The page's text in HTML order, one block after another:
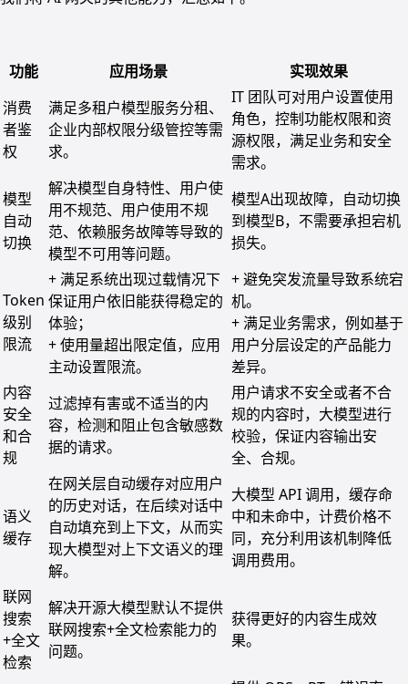
功能 应用场景
实现效果
消费
者鉴
权
满足多租户模型服务分租、
企业内部权限分级管控等需
求。
IT 团队可对用户设置使用
角色，控制功能权限和资
源权限，满足业务和安全
需求。
模型
自动
切换
解决模型自身特性、用户使
用不规范、用户使用不规
范、依赖服务故障等导致的
模型不可用等问题。
模型A出现故障，自动切换
到模型B，不需要承担宕机
损失。
Token
级别
限流
+ 满足系统出现过载情况下
保证用户依旧能获得稳定的
体验；
+ 使用量超出限定值，应用
主动设置限流。
+ 避免突发流量导致系统宕
机。
+ 满足业务需求，例如基于
用户分层设定的产品能力
差异。
内容
安全
和合
规
过滤掉有害或不适当的内
容，检测和阻止包含敏感数
据的请求。
用户请求不安全或者不合
规的内容时，大模型进行
校验，保证内容输出安
全、合规。
语义
缓存
在网关层自动缓存对应用户
的历史对话，在后续对话中
自动填充到上下文，从而实
现大模型对上下文语义的理
解。
大模型 API 调用，缓存命
中和未命中，计费价格不
同，充分利用该机制降低
调用费用。
联网
搜索
+全文
检索
解决开源大模型默认不提供
联网搜索+全文检索能力的
问题。
获得更好的内容生成效
果。